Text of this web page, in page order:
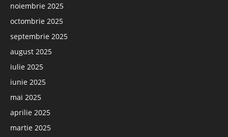
noiembrie 2025
octombrie 2025
septembrie 2025
august 2025
iulie 2025
iunie 2025
mai 2025
aprilie 2025
martie 2025